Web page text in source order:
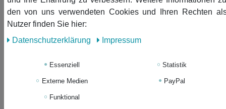
Trompete Kette
Trompetenkette Halskette
+Box silber
32,39 € *
In den Warenkorb
*
den von uns verwendeten Cookies und Ihren Rechten
Nutzer finden Sie hier:
Daten­schutz­erklärung
Impressum
Essenziell Statistik
Externe Medien PayPal
Funktional